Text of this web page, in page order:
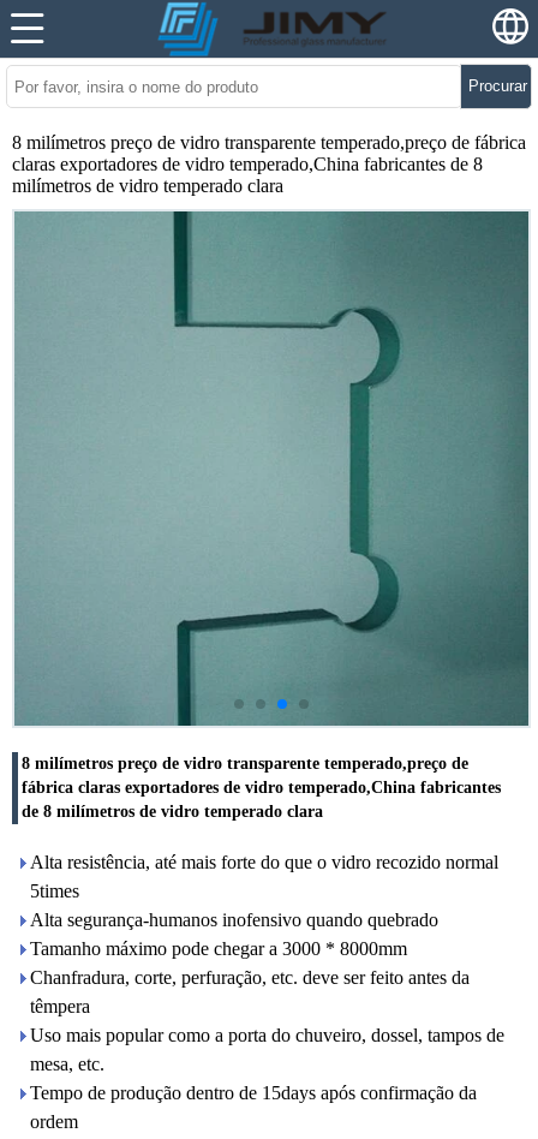
Procurar
8 milímetros preço de vidro transparente temperado,preço de fábrica
claras exportadores de vidro temperado,China fabricantes de 8
milímetros de vidro temperado clara
8 milímetros preço de vidro transparente temperado,preço de
fábrica claras exportadores de vidro temperado,China fabricantes
de 8 milímetros de vidro temperado clara
Alta resistência, até mais forte do que o vidro recozido normal
5times
Alta segurança-humanos inofensivo quando quebrado
Tamanho máximo pode chegar a 3000 * 8000mm
Chanfradura, corte, perfuração, etc. deve ser feito antes da
têmpera
Uso mais popular como a porta do chuveiro, dossel, tampos de
mesa, etc.
Tempo de produção dentro de 15days após confirmação da
ordem